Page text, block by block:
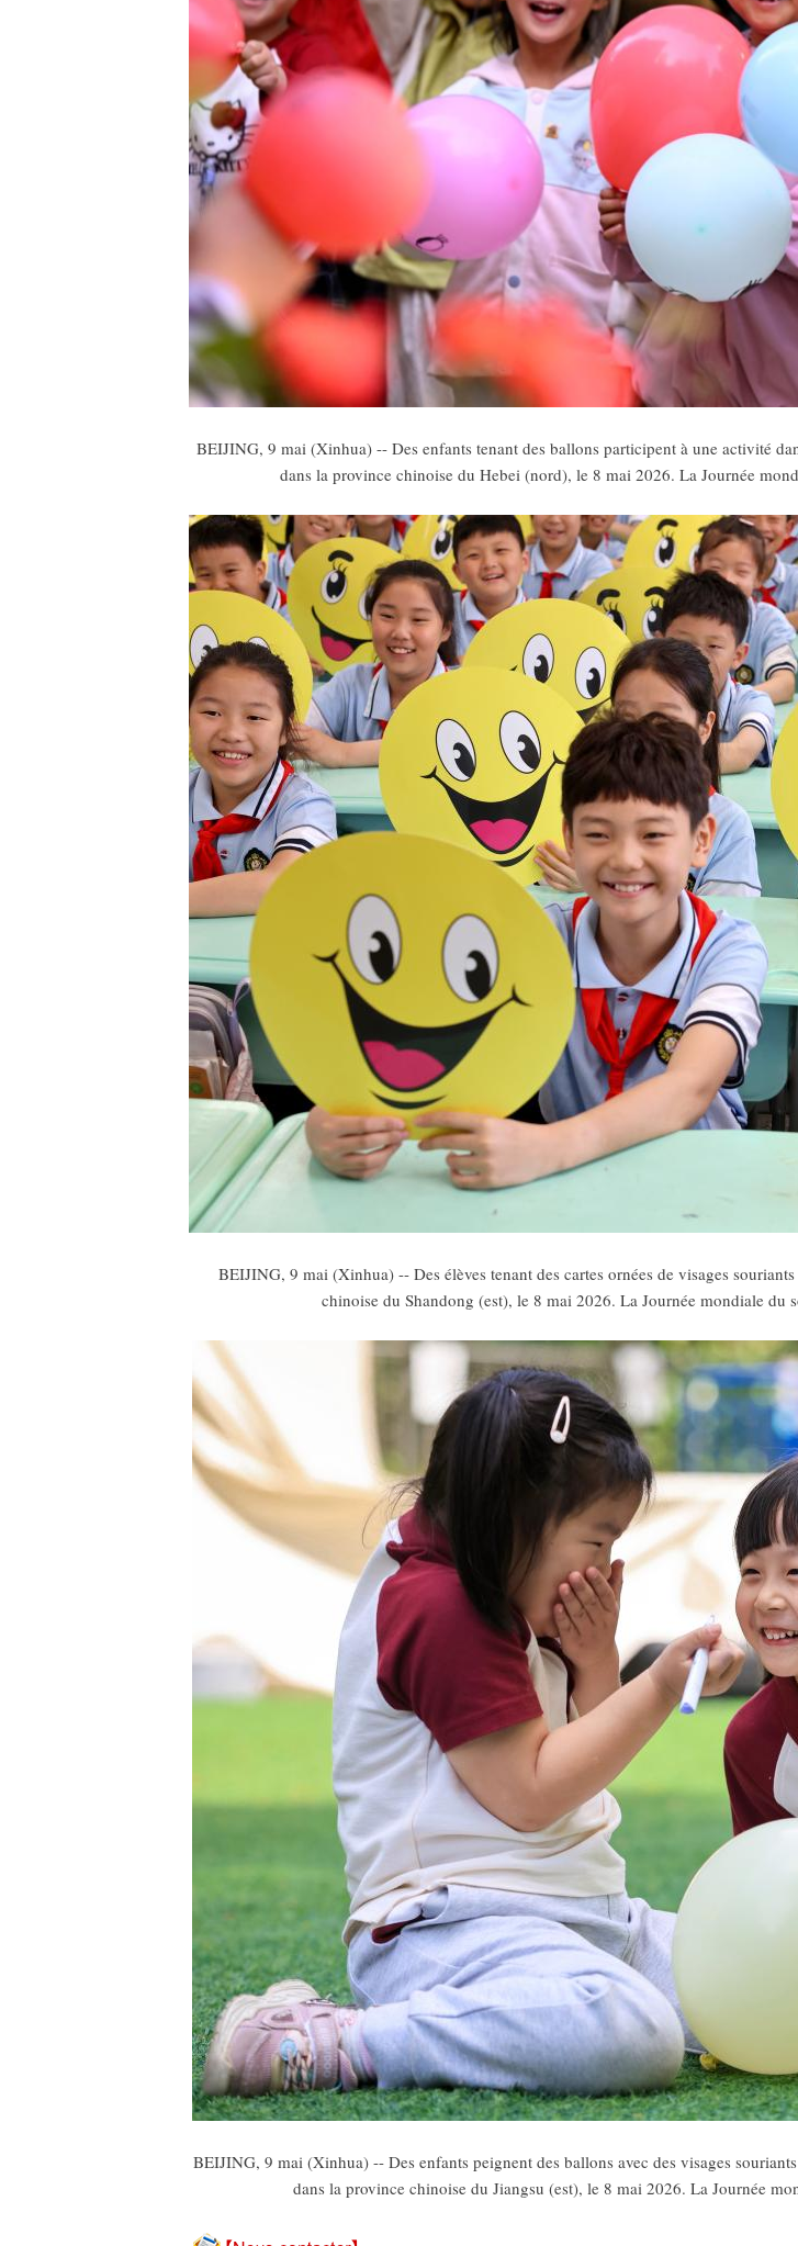
BEIJING, 9 mai (Xinhua) -- Des enfants tenant des ballons participent à une activité
dans la province chinoise du Hebei (nord), le 8 mai 2026. La Journée
BEIJING, 9 mai (Xinhua) -- Des élèves tenant des cartes ornées de visages
chinoise du Shandong (est), le 8 mai 2026. La Journée mondiale du
BEIJING, 9 mai (Xinhua) -- Des enfants peignent des ballons avec des visages
dans la province chinoise du Jiangsu (est), le 8 mai 2026. La Journée